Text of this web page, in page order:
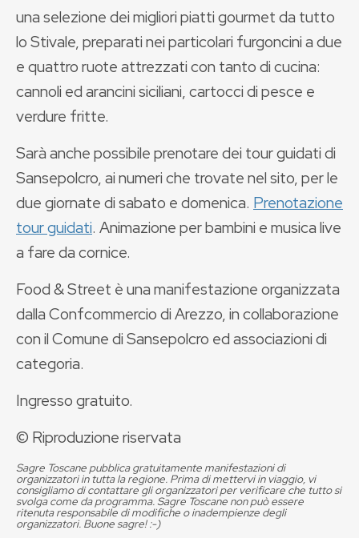
una selezione dei migliori piatti gourmet da tutto
lo Stivale, preparati nei particolari furgoncini a due
e quattro ruote attrezzati con tanto di cucina:
cannoli ed arancini siciliani, cartocci di pesce e
verdure fritte.
Sarà anche possibile prenotare dei tour guidati di
Sansepolcro, ai numeri che trovate nel sito, per le
due giornate di sabato e domenica. Prenotazione
tour guidati. Animazione per bambini e musica live
a fare da cornice.
Food & Street è una manifestazione organizzata
dalla Confcommercio di Arezzo, in collaborazione
con il Comune di Sansepolcro ed associazioni di
categoria.
Ingresso gratuito.
© Riproduzione riservata
Sagre Toscane pubblica gratuitamente manifestazioni di
organizzatori in tutta la regione. Prima di mettervi in viaggio, vi
consigliamo di contattare gli organizzatori per verificare che tutto si
svolga come da programma. Sagre Toscane non può essere
ritenuta responsabile di modifiche o inadempienze degli
organizzatori. Buone sagre! :-)